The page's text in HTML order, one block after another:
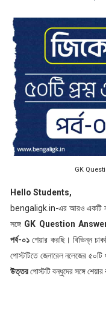
GK
Hello Students,
bengaligk.in-এর আরও একটি
সঙ্গে GK Question
পর্ব-০১শেয়ার করছি। বিভিন্ন
পোস্টটিতে জেনারেল নলেজের
উত্তরপোস্টটি বন্ধুদের সঙ্গে